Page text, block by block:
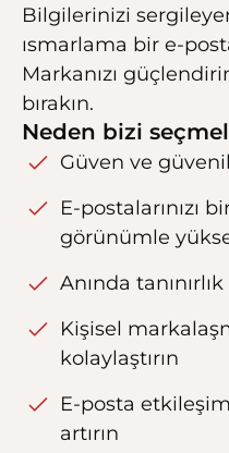
Bilgilerinizi
ısmarlama bir e-
Markanızı
bırakın.
Neden bizi
Güven ve
E-postalarınızı
görünümle
Anında
Kişisel
kolaylaştırın
E-posta
artırın